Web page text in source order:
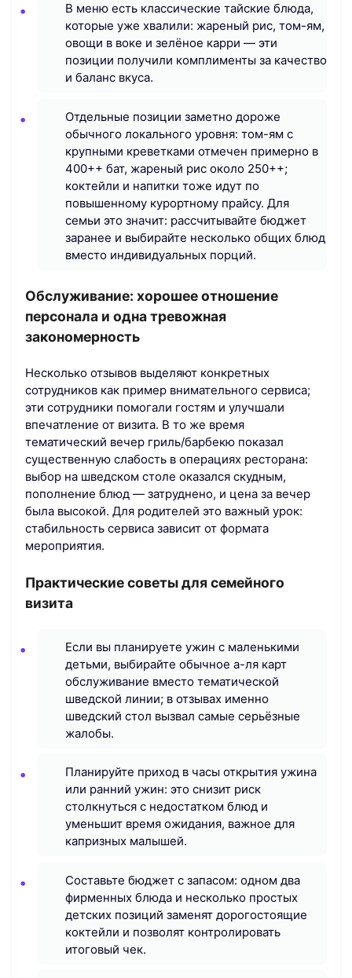
В меню есть классические тайские блюда,
которые уже хвалили: жареный рис, том-ям,
овощи в воке и зелёное карри — эти
позиции получили комплименты за качество
и баланс вкуса.
Отдельные позиции заметно дороже
обычного локального уровня: том-ям с
крупными креветками отмечен примерно в
400++ бат, жареный рис около 250++;
коктейли и напитки тоже идут по
повышенному курортному прайсу. Для
семьи это значит: рассчитывайте бюджет
заранее и выбирайте несколько общих блюд
вместо индивидуальных порций.
Обслуживание: хорошее отношение
персонала и одна тревожная
закономерность
Несколько отзывов выделяют конкретных
сотрудников как пример внимательного сервиса;
эти сотрудники помогали гостям и улучшали
впечатление от визита. В то же время
тематический вечер гриль/барбекю показал
существенную слабость в операциях ресторана:
выбор на шведском столе оказался скудным,
пополнение блюд — затруднено, и цена за вечер
была высокой. Для родителей это важный урок:
стабильность сервиса зависит от формата
мероприятия.
Практические советы для семейного
визита
Если вы планируете ужин с маленькими
детьми, выбирайте обычное а-ля карт
обслуживание вместо тематической
шведской линии; в отзывах именно
шведский стол вызвал самые серьёзные
жалобы.
Планируйте приход в часы открытия ужина
или ранний ужин: это снизит риск
столкнуться с недостатком блюд и
уменьшит время ожидания, важное для
капризных малышей.
Составьте бюджет с запасом: одном два
фирменных блюда и несколько простых
детских позиций заменят дорогостоящие
коктейли и позволят контролировать
итоговый чек.